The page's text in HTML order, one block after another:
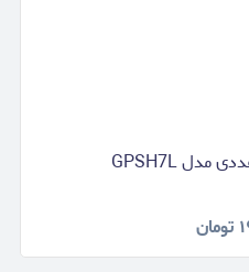
تومان